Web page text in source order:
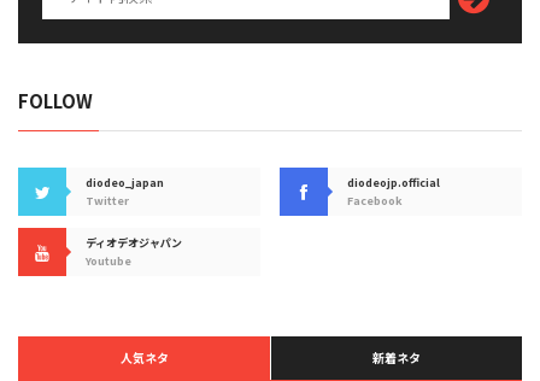
FOLLOW
diodeo_japan
Twitter
diodeojp.official
Facebook
ディオデオジャパン
Youtube
人気ネタ 新着ネタ